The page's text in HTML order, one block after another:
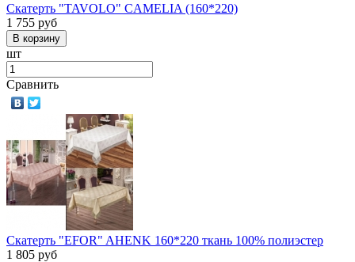
Скатерть "TAVOLO" CAMELIA (160*220)
1 755 руб
шт
Сравнить
Скатерть "EFOR" AHENK 160*220 ткань 100% полиэстер
1 805 руб